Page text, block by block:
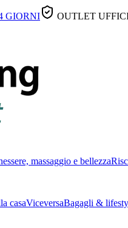
GIORNI OUTLET
massaggio e bellezza
casaViceversaBagagli &